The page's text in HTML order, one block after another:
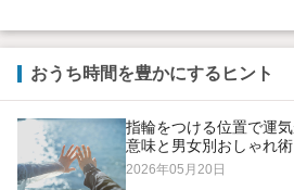
おうち時間を豊かにするヒント
指輪をつける位置で運
意味と男女別おしゃれ術
2026年05月20日